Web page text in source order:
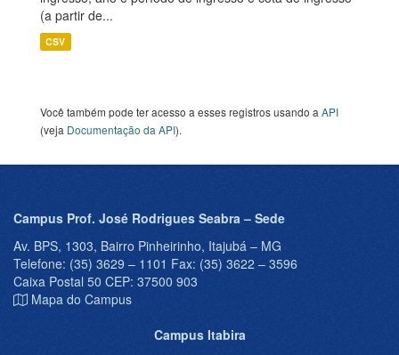
(a partir de...
CSV
Você também pode ter acesso a esses registros usando a API
(veja Documentação da API).
Campus Prof. José Rodrigues Seabra – Sede
Av. BPS, 1303, Bairro Pinheirinho, Itajubá – MG
Telefone: (35) 3629 – 1101 Fax: (35) 3622 – 3596
Caixa Postal 50 CEP: 37500 903
Mapa do Campus
Campus Itabira